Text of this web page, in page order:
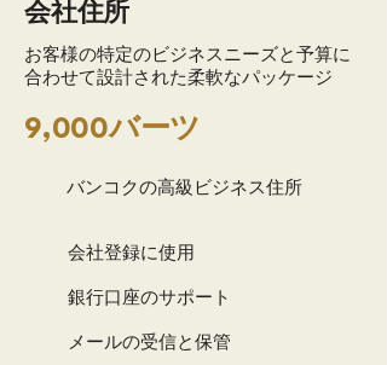
会社住所
お客様の特定のビジネスニーズと予算に
合わせて設計された柔軟なパッケージ
9,000バーツ
バンコクの高級ビジネス住所
会社登録に使用
銀行口座のサポート
メールの受信と保管